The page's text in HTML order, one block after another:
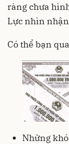
ràng chưa
Lực nhìn
Có thể bạn
Những